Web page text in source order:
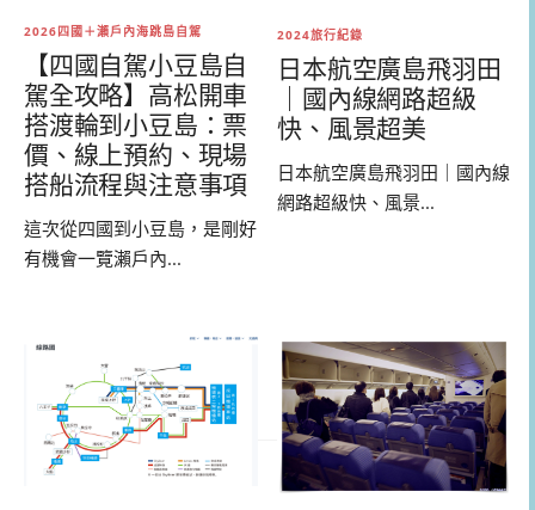
2026四國＋瀨戶內海跳島自駕
【四國自駕小豆島自
駕全攻略】高松開車
搭渡輪到小豆島：票
價、線上預約、現場
搭船流程與注意事項
這次從四國到小豆島，是剛好
有機會一覽瀨戶內...
2024旅行紀錄
日本航空廣島飛羽田
｜國內線網路超級
快、風景超美
日本航空廣島飛羽田｜國內線
網路超級快、風景...